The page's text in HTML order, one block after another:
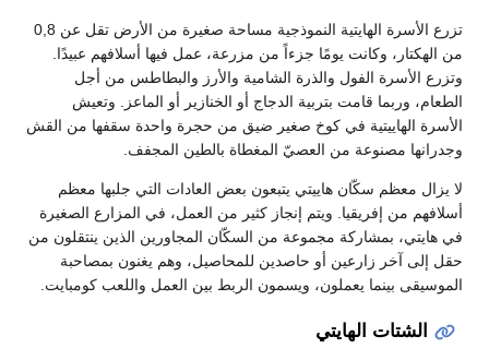
تزرع الأسرة الهايتية النموذجية مساحة صغيرة من الأرض تقل عن 0,8
من الهكتار، وكانت يومًا جزءاً من مزرعة، عمل فيها أسلافهم عبيدًا.
وتزرع الأسرة الفول والذرة الشامية والأرز والبطاطس من أجل
الطعام، وربما قامت بتربية الدجاج أو الخنازير أو الماعز. وتعيش
الأسرة الهاييتية في كوخ صغير ضيق من حجرة واحدة سقفها من القش
وجدرانها مصنوعة من العصيّ المغطاة بالطين المجفف.
لا يزال معظم سكّان هاييتي يتبعون بعض العادات التي جلبها معظم
أسلافهم من إفريقيا. ويتم إنجاز كثير من العمل، في المزارع الصغيرة
في هايتي، بمشاركة مجموعة من السكّان المجاورين الذين ينتقلون من
حقل إلى آخر زارعين أو حاصدين للمحاصيل، وهم يغنون بمصاحبة
الموسيقى بينما يعملون، ويسمون الربط بين العمل واللعب كومبايت.
الشتات الهايتي